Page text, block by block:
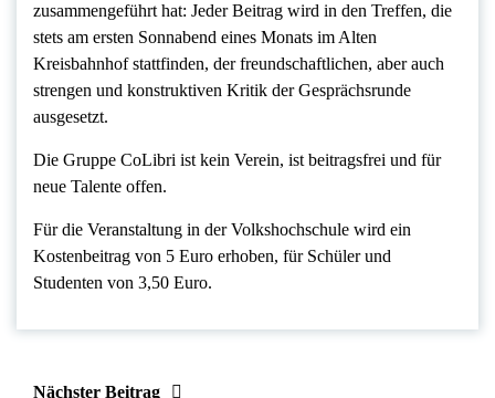
zusammengeführt hat: Jeder Beitrag wird in den Treffen, die
stets am ersten Sonnabend eines Monats im Alten
Kreisbahnhof stattfinden, der freundschaftlichen, aber auch
strengen und konstruktiven Kritik der Gesprächsrunde
ausgesetzt.
Die Gruppe CoLibri ist kein Verein, ist beitragsfrei und für
neue Talente offen.
Für die Veranstaltung in der Volkshochschule wird ein
Kostenbeitrag von 5 Euro erhoben, für Schüler und
Studenten von 3,50 Euro.
Nächster Beitrag